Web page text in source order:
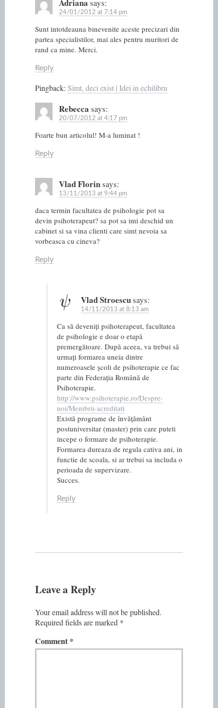
Adriana says:
24/01/2012 at 7:14 pm
Sunt intotdeauna binevenite aceste precizari din
partea specialistilor, mai ales pentru muritori de
rand ca mine. Merci.
Reply
Pingback: Simt, deci exist | Idei in echilibru
Rebecca says:
20/07/2012 at 4:17 pm
Foarte bun articolul! M-a luminat !
Reply
Vlad Florinsays:
13/11/2013 at 9:44 pm
daca termin facultatea de psihologie pot sa
devin psihoterapeut? sa pot sa imi deschid un
cabinet si sa vina clienti care simt nevoia sa
vorbeasca cu cineva?
Reply
Vlad Stroescusays:
14/11/2013 at 8:13 am
Ca să deveniți psihoterapeut, facultatea
de psihologie e doar o etapă
premergătoare. După aceea, va trebui să
urmați formarea uneia dintre
numeroasele școli de psihoterapie ce fac
parte din Federația Română de
Psihoterapie.
http://www.psihoterapie.ro/Despre-
noi/Membrii-acreditati
Există programe de învățământ
postuniversitar (master) prin care puteti
incepe o formare de psihoterapie.
Formarea dureaza de regula cativa ani, in
functie de scoala, si ar trebui sa includa o
perioada de supervizare.
Succes.
Reply
Leave a Reply
Your email address will not be published.
Required fields are marked *
Comment *